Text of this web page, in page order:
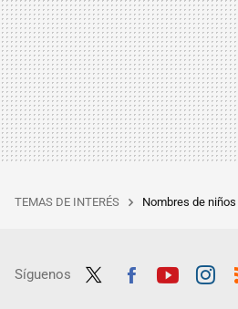
TEMAS DE INTERÉS Nombres de niños
Síguenos